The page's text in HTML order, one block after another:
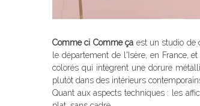
Comme ci Comme ça est un studio de
le département de l'Isère, en France,
colorés qui intègrent une dorure
plutôt dans des intérieurs
Quant aux aspects techniques : les